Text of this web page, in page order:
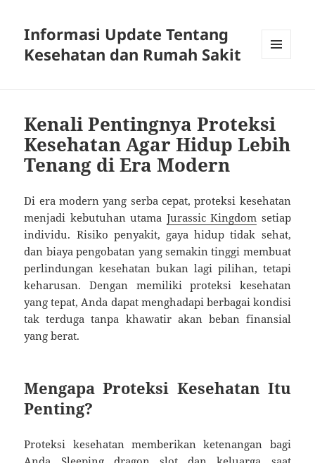
Informasi Update Tentang
Kesehatan dan Rumah Sakit
Kenali Pentingnya Proteksi
Kesehatan Agar Hidup Lebih
Tenang di Era Modern
Di era modern yang serba cepat, proteksi kesehatan
menjadi kebutuhan utama Jurassic Kingdom setiap
individu. Risiko penyakit, gaya hidup tidak sehat,
dan biaya pengobatan yang semakin tinggi membuat
perlindungan kesehatan bukan lagi pilihan, tetapi
keharusan. Dengan memiliki proteksi kesehatan
yang tepat, Anda dapat menghadapi berbagai kondisi
tak terduga tanpa khawatir akan beban finansial
yang berat.
Mengapa Proteksi Kesehatan Itu
Penting?
Proteksi kesehatan memberikan ketenangan bagi